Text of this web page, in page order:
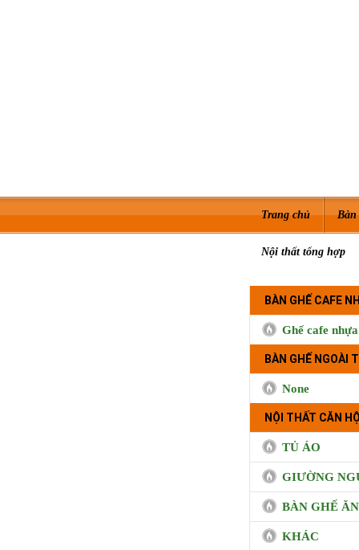
Trang chủ Bàn
Nội thất tổng hợp
BÀN GHẾ CAFE
Ghế cafe nhựa
BÀN GHẾ NGOÀI
None
NỘI THẤT CĂN
TỦ ÁO
GIƯỜNG
BÀN GHẾ ĂN
KHÁC